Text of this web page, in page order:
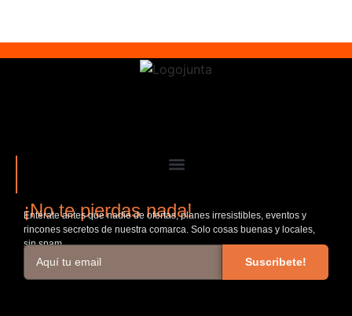
¡No te pierdas nada!
Entérate antes que nadie de ofertas, planes irresistibles, eventos y
rincones secretos de nuestra comarca. Solo cosas buenas y locales,
sin spam.
Suscribete!